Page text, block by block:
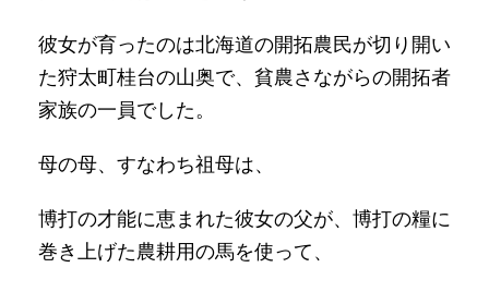
彼女が育ったのは北海道の開拓農民が切り開い
た狩太町桂台の山奥で、貧農さながらの開拓者
家族の一員でした。
母の母、すなわち祖母は、
博打の才能に恵まれた彼女の父が、博打の糧に
巻き上げた農耕用の馬を使って、